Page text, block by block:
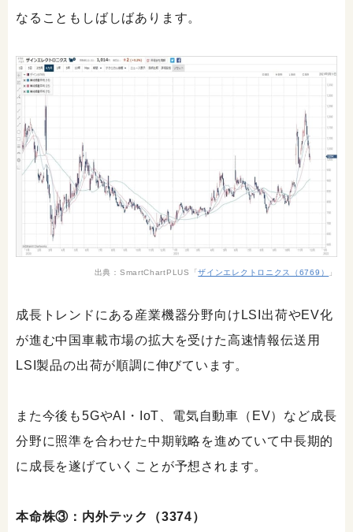
なることもしばしばあります。
出典：SmartChartPLUS「ザインエレクトロニクス（6769） 」
成長トレンドにある産業機器分野向けLSI出荷やEV化
が進む中国車載市場の拡大を受けた高速情報伝送用
LSI製品の出荷が順調に伸びています。
また今後も5GやAI・IoT、電気自動車（EV）など成長
分野に照準を合わせた中期戦略を進めていて中長期的
に成長を遂げていくことが予想されます。
本命株③：内外テック（3374）